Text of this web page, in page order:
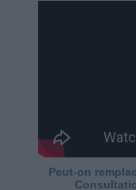
Peut-on